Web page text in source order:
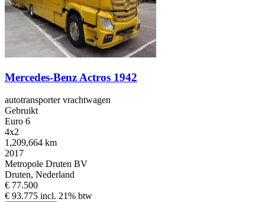
Mercedes-Benz Actros 1942
autotransporter vrachtwagen
Gebruikt
Euro 6
4x2
1,209,664 km
2017
Metropole Druten BV
Druten, Nederland
€ 77.500
€ 93.775 incl. 21% btw